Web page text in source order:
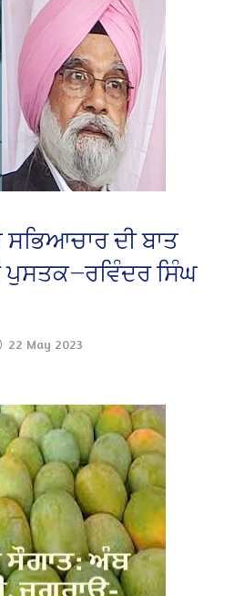
ਸਭਿਆਚਾਰ ਦੀ ਬਾਤ
ਪੁਸਤਕ—ਰਵਿੰਦਰ ਸਿੰਘ
22 May 2023